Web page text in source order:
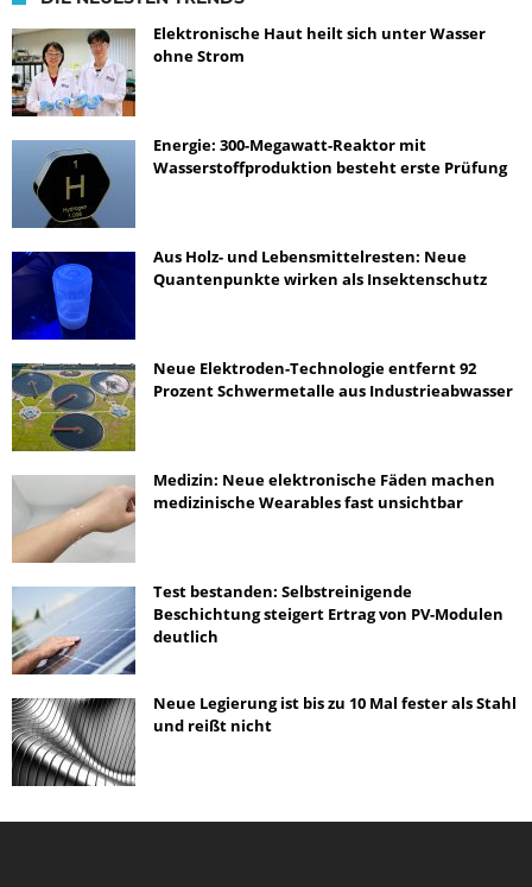
Elektronische Haut heilt sich unter Wasser
ohne Strom
Energie: 300-Megawatt-Reaktor mit
Wasserstoffproduktion besteht erste Prüfung
Aus Holz- und Lebensmittelresten: Neue
Quantenpunkte wirken als Insektenschutz
Neue Elektroden-Technologie entfernt 92
Prozent Schwermetalle aus Industrieabwasser
Medizin: Neue elektronische Fäden machen
medizinische Wearables fast unsichtbar
Test bestanden: Selbstreinigende
Beschichtung steigert Ertrag von PV-Modulen
deutlich
Neue Legierung ist bis zu 10 Mal fester als Stahl
und reißt nicht